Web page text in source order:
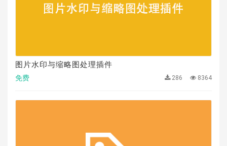
图片水印与缩略图处理插件
免费 286 8364